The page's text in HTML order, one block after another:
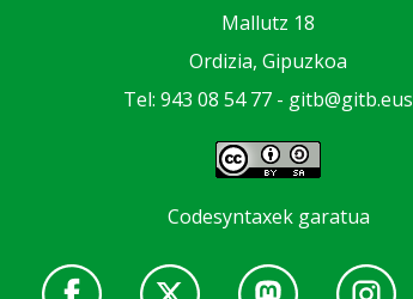
Mallutz 18
Ordizia, Gipuzkoa
Tel: 943 08 54 77 - gitb@gitb.eus
Codesyntaxek garatua